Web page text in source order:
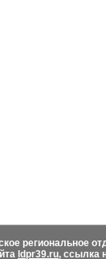
региональное
ldpr39.ru, ссылка